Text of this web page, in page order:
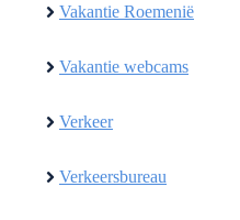
Vakantie Roemenië
Vakantie webcams
Verkeer
Verkeersbureau